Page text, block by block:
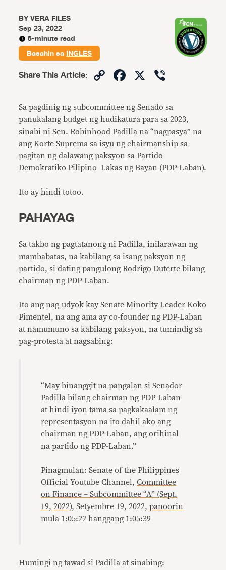
BYVERA FILES
Sep 23, 2022
5-minute read
Basahin saINGLES
Share This Article: CopyFacebook
X
Sa pagdinig ng subcommittee ng Senado sa
panukalang budget ng hudikatura para sa 2023,
sinabi ni Sen. Robinhood Padilla na “nagpasya” na
ang Korte Suprema sa isyu ng chairmanship sa
pagitan ng dalawang paksyon sa Partido
Demokratiko Pilipino–Lakas ng Bayan (PDP-Laban).
Ito ay hindi totoo.
PAHAYAG
Sa takbo ng pagtatanong ni Padilla, inilarawan ng
mambabatas, na kabilang sa isang paksyon ng
partido, si dating pangulong Rodrigo Duterte bilang
chairman ng PDP-Laban.
Ito ang nag-udyok kay Senate Minority Leader Koko
Pimentel, na ang ama ay co-founder ng PDP-Laban
at namumuno sa kabilang paksyon, na tumindig sa
pag-protesta at nagsabing:
“May binanggit na pangalan si Senador
Padilla bilang chairman ng PDP-Laban
at hindi iyon tama sa pagkakaalam ng
representasyon na ito dahil ako ang
chairman ng PDP-Laban, ang orihinal
na partido ng PDP-Laban.”
Pinagmulan: Senate of the Philippines
Official Youtube Channel,Committee
on Finance – Subcommittee “A” (Sept.
19, 2022), Setyembre 19, 2022,panoorin
mula 1:05:22 hanggang 1:05:39
Humingi ng tawad si Padilla at sinabing: